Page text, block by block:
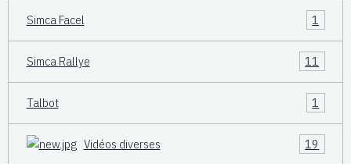
Simca Facel 1
Simca Rallye 11
Talbot 1
Vidéos diverses 19